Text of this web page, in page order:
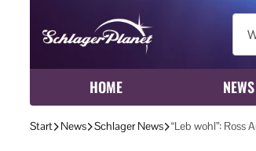
HOME NEWS
Start News Schlager News “Leb wohl”: